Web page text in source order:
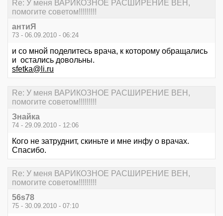
Re: У меня ВАРИКОЗНОЕ РАСШИРЕНИЕ ВЕН,
помогите советом!!!!!!!!!
антиЯ
73 - 06.09.2010 - 06:24
и со мной поделитесь врача, к которому обращались
и остались довольны.
sfetka@li.ru
Re: У меня ВАРИКОЗНОЕ РАСШИРЕНИЕ ВЕН,
помогите советом!!!!!!!!!
Знайка
74 - 29.09.2010 - 12:06
Кого не затруднит, скиньте и мне инфу о врачах.
Спасибо.
Re: У меня ВАРИКОЗНОЕ РАСШИРЕНИЕ ВЕН,
помогите советом!!!!!!!!!
56s78
75 - 30.09.2010 - 07:10